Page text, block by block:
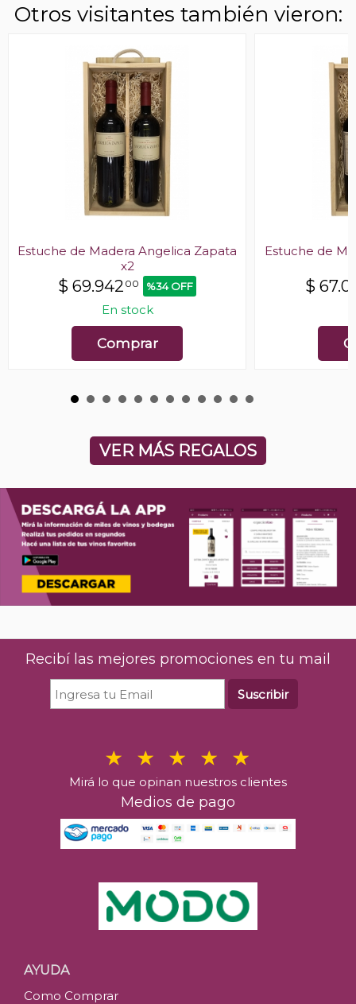
Otros visitantes también vieron:
Estuche de Madera Angelica Zapata
x2
$ 69.942 00 %34 OFF
En stock
Comprar
Estuche de
$
VER MÁS REGALOS
Recibí las mejores promociones en tu mail
Suscribir
Mirá lo que opinan nuestros clientes
Medios de pago
AYUDA
Como Comprar